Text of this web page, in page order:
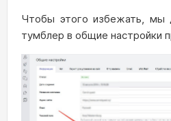
Чтобы этого избежать, мы
тумблер в общие настройки